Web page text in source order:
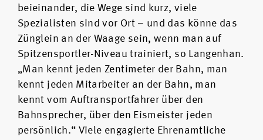
beieinander, die Wege sind kurz, viele
Spezialisten sind vor Ort – und das könne das
Zünglein an der Waage sein, wenn man auf
Spitzensportler-Niveau trainiert, so Langenhan.
„Man kennt jeden Zentimeter der Bahn, man
kennt jeden Mitarbeiter an der Bahn, man
kennt vom Auftransportfahrer über den
Bahnsprecher, über den Eismeister jeden
persönlich.“ Viele engagierte Ehrenamtliche